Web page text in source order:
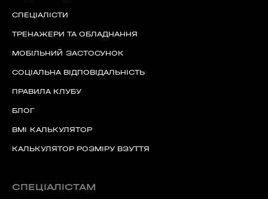
СПЕЦІАЛІСТИ
ТРЕНАЖЕРИ ТА ОБЛАДНАННЯ
МОБІЛЬНИЙ ЗАСТОСУНОК
СОЦІАЛЬНА ВІДПОВІДАЛЬНІСТЬ
ПРАВИЛА КЛУБУ
БЛОГ
BMI КАЛЬКУЛЯТОР
КАЛЬКУЛЯТОР РОЗМІРУ ВЗУТТЯ
СПЕЦІАЛІСТАМ